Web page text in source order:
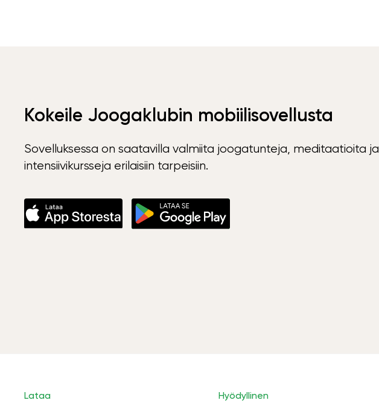
Kokeile Joogaklubin mobiilisovellusta
Sovelluksessa on saatavilla valmiita joogatunteja, meditaatioita ja
intensiivikursseja erilaisiin tarpeisiin.
Lataa Hyödyllinen